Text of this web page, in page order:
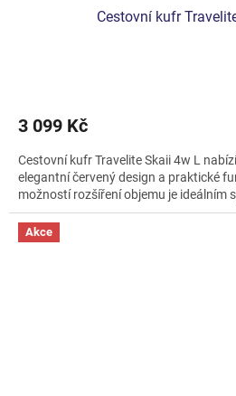
Cestovní kufr
je
z
5
hvězdiček.
3 099 Kč
Cestovní kufr Travelite Skaii 4w L
elegantní červený design a praktické
možností rozšíření objemu je ideálním
Akce